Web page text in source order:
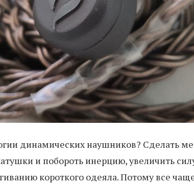
динамических наушников? Сделать
и побороть инерцию, увеличить
короткого одеяла. Потому все